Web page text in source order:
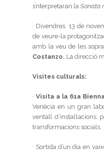
s’nterpretaran laSonata
· Divendres 13 de
de veure-la
amb la veu de les
Costanzo. La direcció
Visites culturals:
·Visita a la 61a
Venècia en un gran
ventall d’instal·lacions,
transformacions socials.
· Sortida d’un dia en